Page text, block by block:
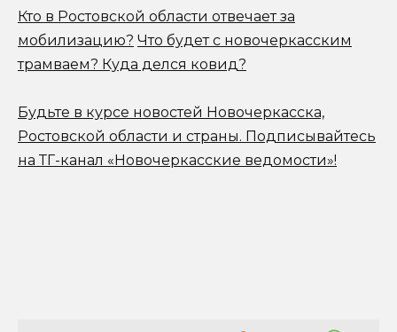
Кто в Ростовской области отвечает за
мобилизацию? Что будет с новочеркасским
трамваем? Куда делся ковид?
Будьте в курсе новостей Новочеркасска,
Ростовской области и страны. Подписывайтесь
на ТГ-канал «Новочеркасские ведомости»!